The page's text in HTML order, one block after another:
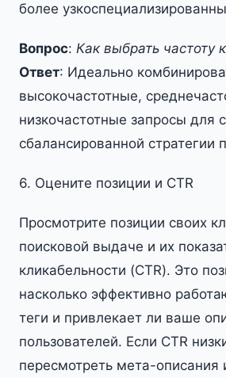
более
Вопрос: Как выбрать частоту
Ответ: Идеально
высокочастотные,
низкочастотные запросы для
сбалансированной стратегии
6. Оцените позиции и CTR
Просмотрите позиции своих
поисковой выдаче и их
кликабельности (CTR). Это
насколько эффективно
теги и привлекает ли ваше
пользователей. Если CTR
пересмотреть мета-описания